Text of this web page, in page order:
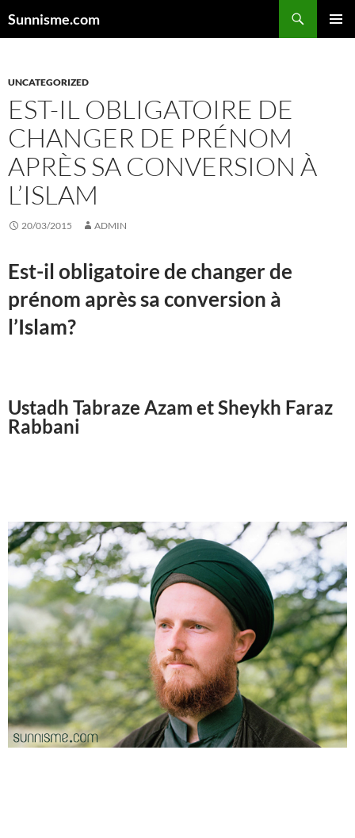
auSunnisme.com
UNCATEGORIZED
EST-IL OBLIGATOIRE DE
CHANGER DE PRÉNOM
APRÈS SA CONVERSION À
L’ISLAM
20/03/2015 ADMIN
Est-il obligatoire de changer de
prénom après sa conversion à
l’Islam?
Ustadh Tabraze Azam et Sheykh Faraz
Rabbani